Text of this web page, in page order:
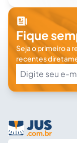
Fique
Seja o primeiro a
recentes